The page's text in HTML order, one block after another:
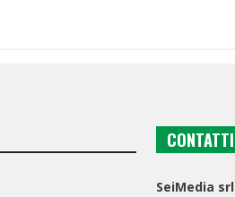
CONTATTI
SeiMedia srl